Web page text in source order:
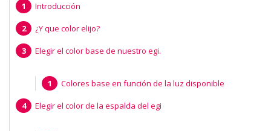
Introducción
¿Y que color elijo?
Elegir el color base de nuestro egi.
Colores base en función de la luz disponible
Elegir el color de la espalda del egi